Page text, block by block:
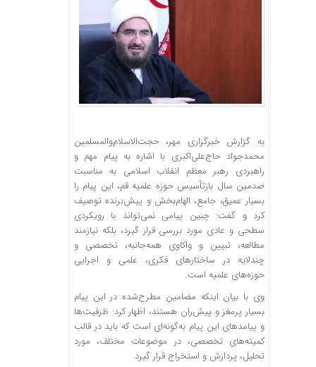
به گزارش خبرگزاری مهر، حجت‌الاسلام‌والمسلمین
محمدجواد حاج‌علی‌اکبری با اشاره به پیام مهم و
راهبردی رهبر معظم انقلاب اسلامی به مناسبت
صدمین سال بازتأسیس حوزه علمیه قم، این پیام را
بسیار عمیق، جامع، الهام‌بخش و پیش‌برنده توصیف
کرد و گفت: چنین پیامی نمی‌تواند با رویکردی
سطحی و عادی مورد بررسی قرار گیرد، بلکه نیازمند
مطالعه، تبیین و واکاوی همه‌جانبه، تخصصی و
چندلایه در ساختارهای فکری، علمی و اجرایی
حوزه‌های علمیه است.
وی با بیان اینکه مضامین مطرح‌شده در این پیام
بسیار پرمغز و پیش‌ران هستند، اظهار کرد: ظرفیت‌ها
و پیامدهای این پیام به‌گونه‌ای است که باید در قالب
کمیته‌های تخصصی، در موضوعات مختلف، مورد
تحلیل، پردازش و استخراج قرار گیرد.